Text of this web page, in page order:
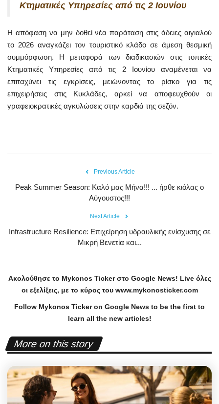
Κτηματικές Υπηρεσίες από τις 2 Ιουνίου
Η απόφαση να μην δοθεί νέα παράταση στις άδειες αιγιαλού
το 2026 αναγκάζει τον τουριστικό κλάδο σε άμεση θεσμική
συμμόρφωση. Η μεταφορά των διαδικασιών στις τοπικές
Κτηματικές Υπηρεσίες από τις 2 Ιουνίου αναμένεται να
επιταχύνει τις εγκρίσεις, μειώνοντας το ρίσκο για τις
επιχειρήσεις στις Κυκλάδες, αρκεί να αποφευχθούν οι
γραφειοκρατικές αγκυλώσεις στην καρδιά της σεζόν.
Previous Article
Peak Summer Season: Kαλό μας Μήνα!!! ... ήρθε κιόλας ο
Αύγουστος!!!
Next Article
Infrastructure Resilience: Επιχείρηση υδραυλικής ενίσχυσης σε
Μικρή Βενετία και...
Ακολούθησε το Mykonos Tickerστο Google News! Liveόλες
οι εξελίξεις, με το κύρος του www.mykonosticker.com
Follow Mykonos Ticker on Google News to be the first to
learn all the new articles!
More on this story